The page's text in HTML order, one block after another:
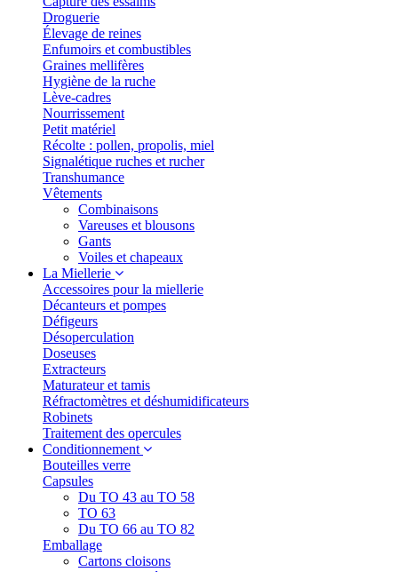
Droguerie
Élevage de reines
Enfumoirs et combustibles
Graines mellifères
Hygiène de la ruche
Lève-cadres
Nourrissement
Petit matériel
Récolte : pollen, propolis, miel
Signalétique ruches et rucher
Transhumance
Vêtements
Combinaisons
Vareuses et blousons
Gants
Voiles et chapeaux
La Miellerie
Accessoires pour la miellerie
Décanteurs et pompes
Défigeurs
Désoperculation
Doseuses
Extracteurs
Maturateur et tamis
Réfractomètres et déshumidificateurs
Robinets
Traitement des opercules
Conditionnement
Bouteilles verre
Capsules
Du TO 43 au TO 58
TO 63
Du TO 66 au TO 82
Emballage
Cartons cloisons